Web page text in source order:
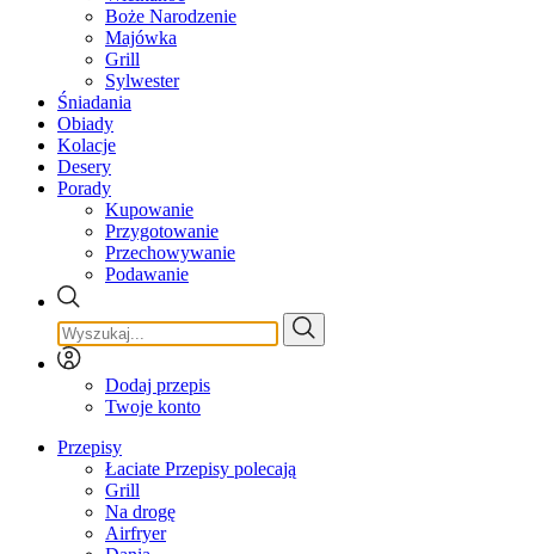
Boże Narodzenie
Majówka
Grill
Sylwester
Śniadania
Obiady
Kolacje
Desery
Porady
Kupowanie
Przygotowanie
Przechowywanie
Podawanie
Dodaj przepis
Twoje konto
Przepisy
Łaciate Przepisy polecają
Grill
Na drogę
Airfryer